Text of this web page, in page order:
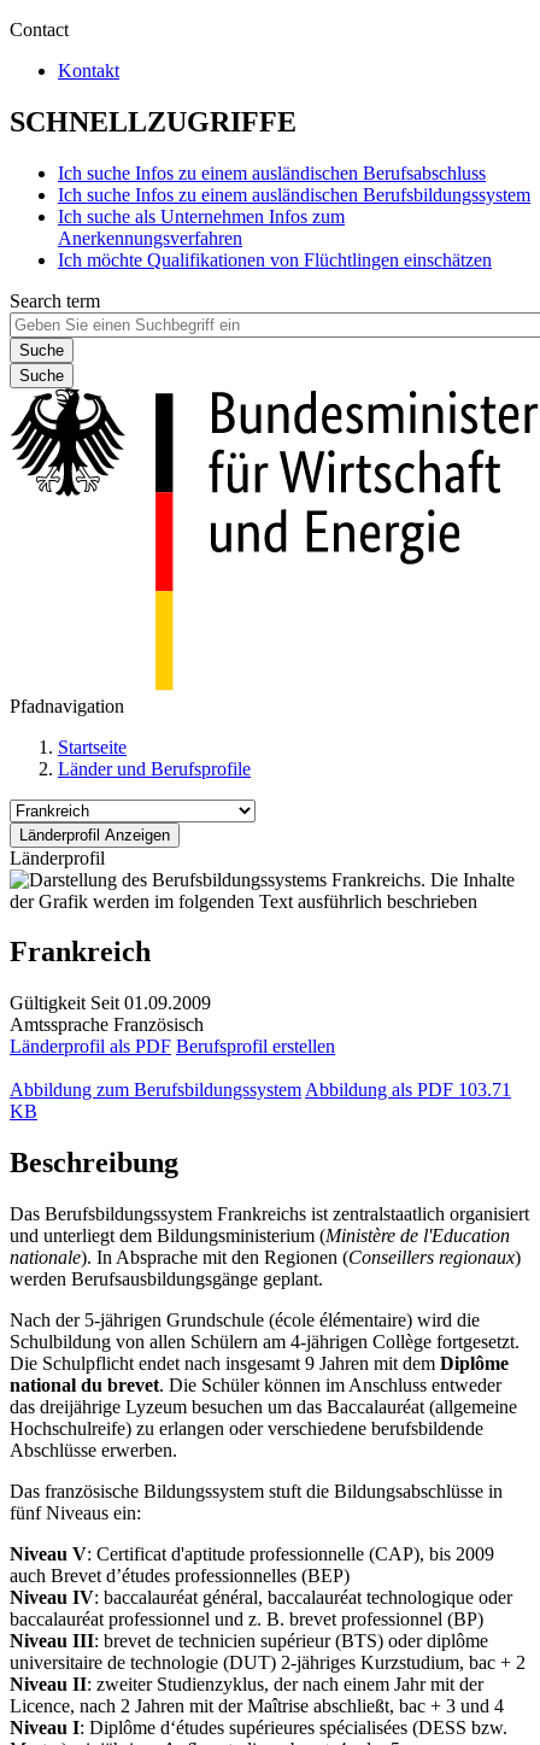
Contact
Kontakt
SCHNELLZUGRIFFE
Ich suche Infos zu einem ausländischen Berufsabschluss
Ich suche Infos zu einem ausländischen Berufsbildungssystem
Ich suche als Unternehmen Infos zum
Anerkennungsverfahren
Ich möchte Qualifikationen von Flüchtlingen einschätzen
Search term
Suche
Pfadnavigation
Startseite
Länder und Berufsprofile
Länderprofil
Frankreich
Gültigkeit Seit 01.09.2009
Amtssprache Französisch
Länderprofil als PDF Berufsprofil erstellen
Abbildung zum Berufsbildungssystem Abbildung als PDF 103.71
KB
Beschreibung
Das Berufsbildungssystem Frankreichs ist zentralstaatlich organisiert
und unterliegt dem Bildungsministerium (Ministère de l'Education
nationale). In Absprache mit den Regionen (Conseillers regionaux)
werden Berufsausbildungsgänge geplant.
Nach der 5-jährigen Grundschule (école élémentaire) wird die
Schulbildung von allen Schülern am 4-jährigen Collège fortgesetzt.
Die Schulpflicht endet nach insgesamt 9 Jahren mit dem Diplôme
national du brevet. Die Schüler können im Anschluss entweder
das dreijährige Lyzeum besuchen um das Baccalauréat (allgemeine
Hochschulreife) zu erlangen oder verschiedene berufsbildende
Abschlüsse erwerben.
Das französische Bildungssystem stuft die Bildungsabschlüsse in
fünf Niveaus ein:
Niveau V: Certificat d'aptitude professionnelle (CAP), bis 2009
auch Brevet d’études professionnelles (BEP)
Niveau IV: baccalauréat général, baccalauréat technologique oder
baccalauréat professionnel und z. B. brevet professionnel (BP)
Niveau III: brevet de technicien supérieur (BTS) oder diplôme
universitaire de technologie (DUT) 2-jähriges Kurzstudium, bac + 2
Niveau II: zweiter Studienzyklus, der nach einem Jahr mit der
Licence, nach 2 Jahren mit der Maîtrise abschließt, bac + 3 und 4
Niveau I: Diplôme d‘études supérieures spécialisées (DESS bzw.